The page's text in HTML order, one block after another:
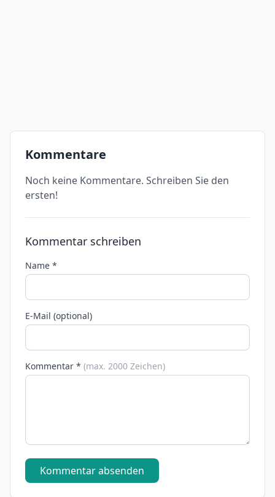
Kommentare
Noch keine Kommentare. Schreiben Sie den
ersten!
Kommentar schreiben
Name *
E-Mail (optional)
Kommentar * (max. 2000 Zeichen)
Kommentar absenden